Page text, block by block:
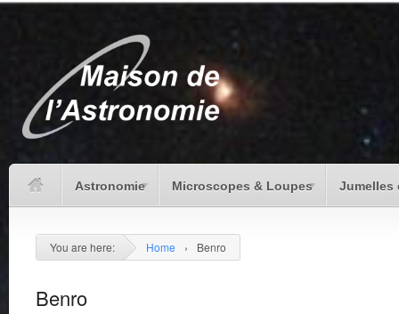
Astronomie Microscopes & Loupes Jumelles
You are here: Home › Benro
Benro